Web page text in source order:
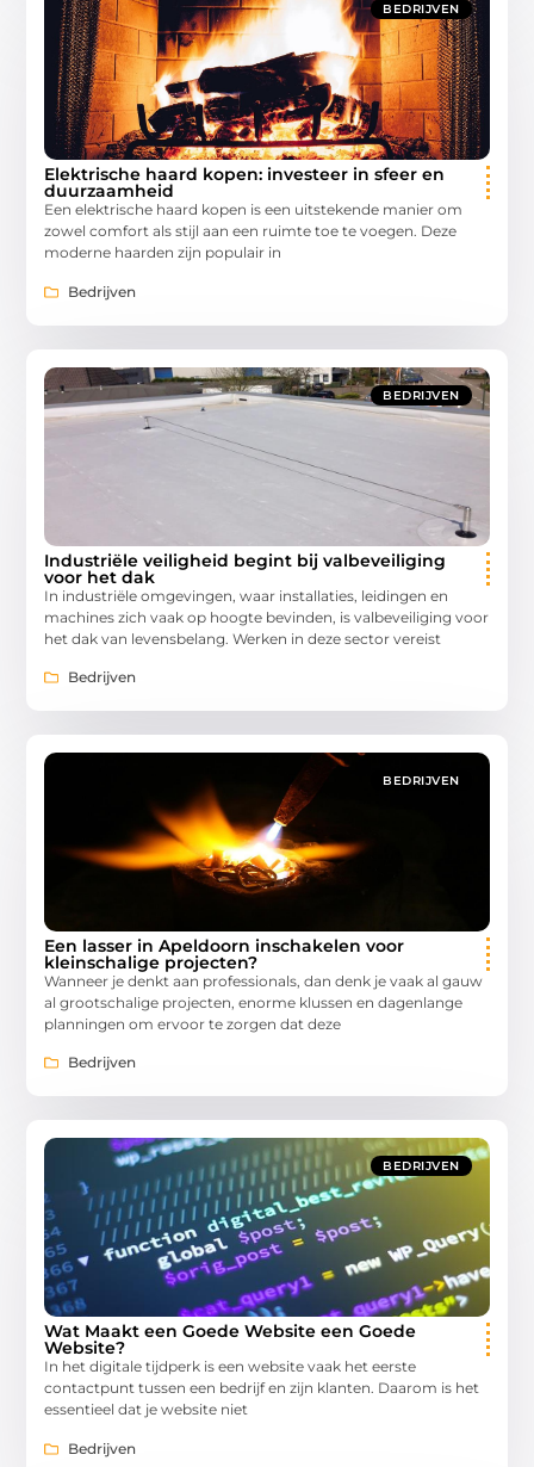
BEDRIJVEN
Elektrische haard kopen: investeer in sfeer en
duurzaamheid
Een elektrische haard kopen is een uitstekende manier om
zowel comfort als stijl aan een ruimte toe te voegen. Deze
moderne haarden zijn populair in
Bedrijven
BEDRIJVEN
Industriële veiligheid begint bij valbeveiliging
voor het dak
In industriële omgevingen, waar installaties, leidingen en
machines zich vaak op hoogte bevinden, is valbeveiliging voor
het dak van levensbelang. Werken in deze sector vereist
Bedrijven
BEDRIJVEN
Een lasser in Apeldoorn inschakelen voor
kleinschalige projecten?
Wanneer je denkt aan professionals, dan denk je vaak al gauw
al grootschalige projecten, enorme klussen en dagenlange
planningen om ervoor te zorgen dat deze
Bedrijven
BEDRIJVEN
Wat Maakt een Goede Website een Goede
Website?
In het digitale tijdperk is een website vaak het eerste
contactpunt tussen een bedrijf en zijn klanten. Daarom is het
essentieel dat je website niet
Bedrijven